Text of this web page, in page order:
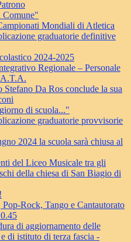
Mondiali di Atletica
graduatorie definitive
2024-2025
Regionale – Personale
A.T.A.
Da Ros conclude la sua
di scuola..."
graduatorie provvisorie
2024 la scuola sarà chiusa al
del Liceo Musicale tra gli
della chiesa di San Biagio di
Rock, Tango e Cantautorato
di aggiornamento delle
di istituto di terza fascia -